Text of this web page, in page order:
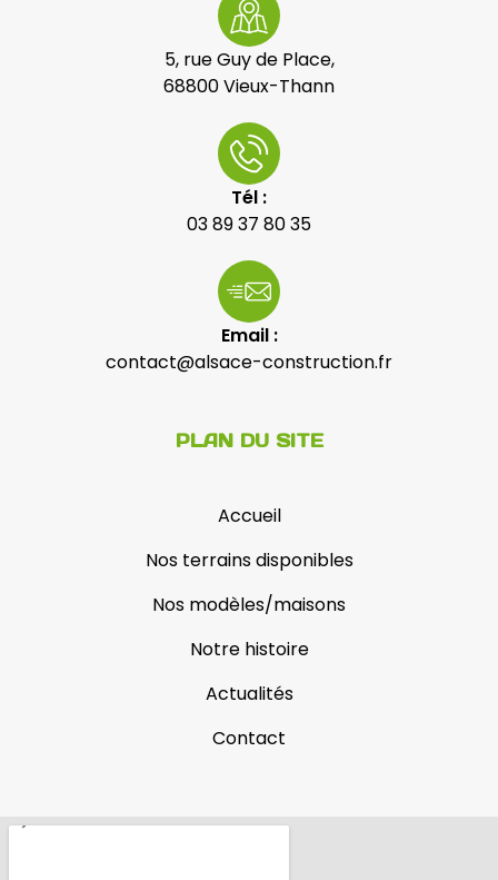
5, rue Guy de Place,
68800 Vieux-Thann
Tél :
03 89 37 80 35
Email :
contact@alsace-construction.fr
PLAN DU SITE
Accueil
Nos terrains disponibles
Nos modèles/maisons
Notre histoire
Actualités
Contact